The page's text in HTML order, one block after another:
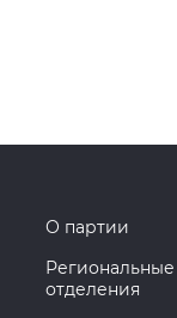
О партии
Региональные
отделения